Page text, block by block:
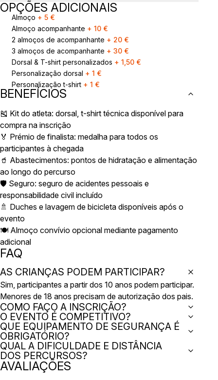
OPÇÕES ADICIONAIS
Almoço + 5 €
Almoço acompanhante + 10 €
2 almoços de acompanhante + 20 €
3 almoços de acompanhante + 30 €
Dorsal & T-shirt personalizados + 1,50 €
Personalização dorsal + 1 €
Personalização t-shirt + 1 €
BENEFÍCIOS
🎽 Kit do atleta: dorsal, t-shirt técnica disponível para
compra na inscrição
🏅 Prémio de finalista: medalha para todos os
participantes à chegada
🥤 Abastecimentos: pontos de hidratação e alimentação
ao longo do percurso
🛡️ Seguro: seguro de acidentes pessoais e
responsabilidade civil incluído
🚿 Duches e lavagem de bicicleta disponíveis após o
evento
🍽️ Almoço convívio opcional mediante pagamento
adicional
FAQ
AS CRIANÇAS PODEM PARTICIPAR?
Sim, participantes a partir dos 10 anos podem participar.
Menores de 18 anos precisam de autorização dos pais.
COMO FAÇO A INSCRIÇÃO?
O EVENTO É COMPETITIVO?
QUE EQUIPAMENTO DE SEGURANÇA É
OBRIGATÓRIO?
QUAL A DIFICULDADE E DISTÂNCIA
DOS PERCURSOS?
AVALIAÇÕES